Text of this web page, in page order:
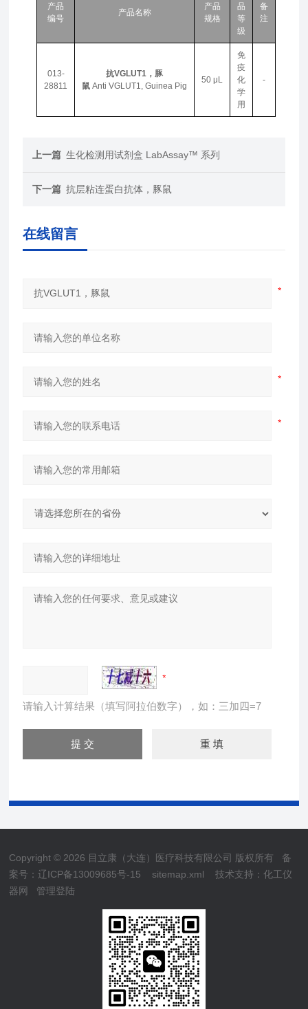
产品
编号
产品名称
产品
规格
品
等
级
备
注
013-
28811
抗VGLUT1，豚
鼠 Anti VGLUT1, Guinea Pig
50 μL
免
疫
化
学
用
-
上一篇 生化检测用试剂盒 LabAssay™ 系列
下一篇 抗层粘连蛋白抗体，豚鼠
在线留言
请输入计算结果（填写阿拉伯数字），如：三加四=7
Copyright © 2026 目立康（大连）医疗科技有限公司 版权所有 备
案号：辽ICP备13009685号-15
sitemap.xml 技术支持：化工仪
器网
管理登陆